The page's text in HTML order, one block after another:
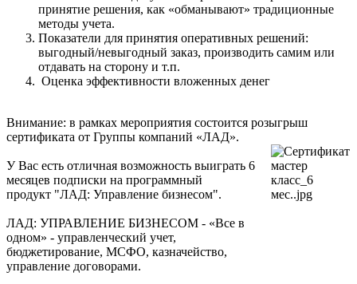
принятие решения, как «обманывают» традиционные
методы учета.
Показатели для принятия оперативных решений:
выгодный/невыгодный заказ, производить самим или
отдавать на сторону и т.п.
Оценка эффективности вложенных денег
Внимание: в рамках мероприятия состоится розыгрыш
сертификата от Группы компаний «ЛАД».
У Вас есть отличная возможность выиграть 6
месяцев подписки на программный
продукт "ЛАД: Управление бизнесом".
ЛАД: УПРАВЛЕНИЕ БИЗНЕСОМ - «Все в
одном» - управленческий учет,
бюджетирование, МСФО, казначейство,
управление договорами.